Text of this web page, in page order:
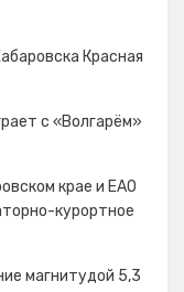
Красная
с «Волгарём»
крае и ЕАО
курортное
магнитудой 5,3